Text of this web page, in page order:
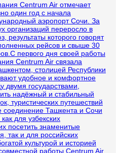
Centrum Air отмечает
один год с начала
аэропорт Сочи. За
организаций переросло в
результаты которого говорят
рейсов и свыше 30
первого дня своей работы
Centrum Air связала
столицей Республики
удобное и комфортное
двумя государствами,
надёжный и стабильный
туристических путешествий
соединение Ташкента и Сочи
для узбекских
посетить знаменитые
так и для российских
культурой и историей
работы Centrum Air